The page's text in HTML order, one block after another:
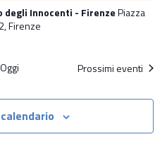
Innocenti - FirenzePiazza
Firenze
Oggi Prossimi eventi